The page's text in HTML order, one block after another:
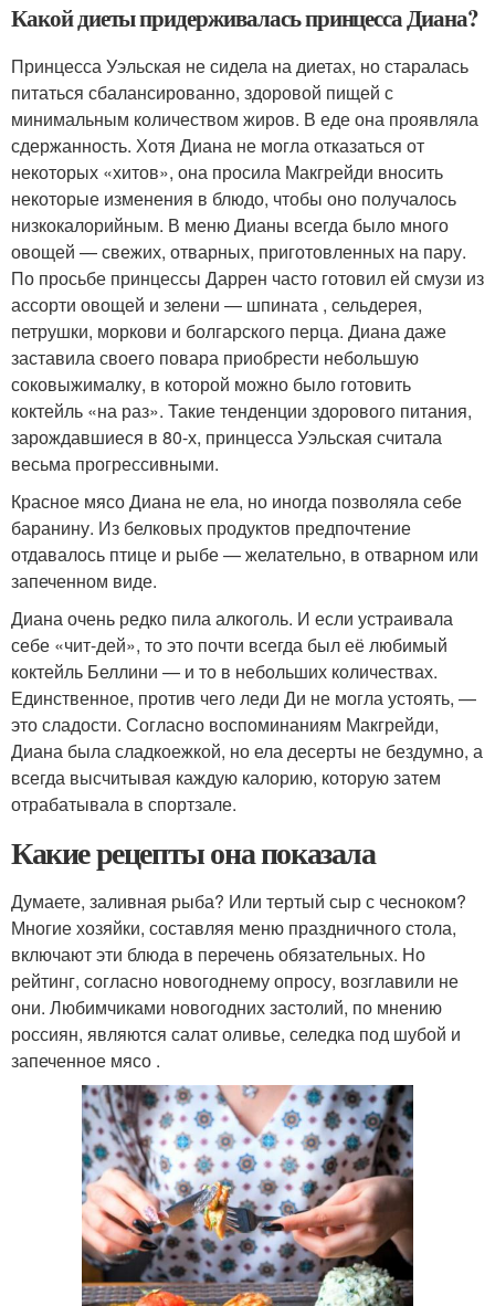
Какой диеты придерживалась принцесса Диана?
Принцесса Уэльская не сидела на диетах, но старалась
питаться сбалансированно, здоровой пищей с
минимальным количеством жиров. В еде она проявляла
сдержанность. Хотя Диана не могла отказаться от
некоторых «хитов», она просила Макгрейди вносить
некоторые изменения в блюдо, чтобы оно получалось
низкокалорийным. В меню Дианы всегда было много
овощей — свежих, отварных, приготовленных на пару.
По просьбе принцессы Даррен часто готовил ей смузи из
ассорти овощей и зелени — шпината , сельдерея,
петрушки, моркови и болгарского перца. Диана даже
заставила своего повара приобрести небольшую
соковыжималку, в которой можно было готовить
коктейль «на раз». Такие тенденции здорового питания,
зарождавшиеся в 80-х, принцесса Уэльская считала
весьма прогрессивными.
Красное мясо Диана не ела, но иногда позволяла себе
баранину. Из белковых продуктов предпочтение
отдавалось птице и рыбе — желательно, в отварном или
запеченном виде.
Диана очень редко пила алкоголь. И если устраивала
себе «чит-дей», то это почти всегда был её любимый
коктейль Беллини — и то в небольших количествах.
Единственное, против чего леди Ди не могла устоять, —
это сладости. Согласно воспоминаниям Макгрейди,
Диана была сладкоежкой, но ела десерты не бездумно, а
всегда высчитывая каждую калорию, которую затем
отрабатывала в спортзале.
Какие рецепты она показала
Думаете, заливная рыба? Или тертый сыр с чесноком?
Многие хозяйки, составляя меню праздничного стола,
включают эти блюда в перечень обязательных. Но
рейтинг, согласно новогоднему опросу, возглавили не
они. Любимчиками новогодних застолий, по мнению
россиян, являются салат оливье, селедка под шубой и
запеченное мясо .